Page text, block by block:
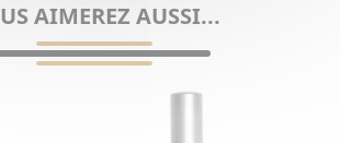
AIMEREZ AUSSI...